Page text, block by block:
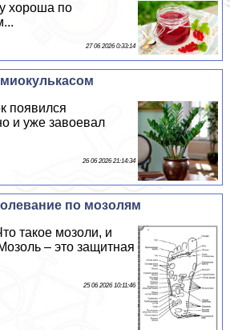
хороша по
27 06 2026 0:33:14
появился
и уже завоевал
26 06 2026 21:14:34
по мозолям
такое мозоли, и
– это защитная
25 06 2026 10:11:46